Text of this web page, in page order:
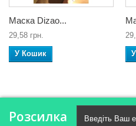
Маска Dizao...
29,58 грн.
У Кошик
Розсилка